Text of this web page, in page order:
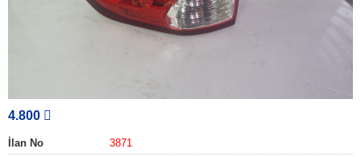
4.800
İlan No
3871